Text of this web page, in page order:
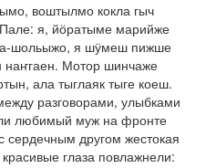
воштылмо кокла гыч
я, йӧратыме марийже
шольыжо, я шӱмеш пижше
наҥгаен. Мотор шинчаже
ала тыглаяк тыге коеш.
разговорами, улыбками
любимый муж на фронте
сердечным другом жестокая
глаза повлажнели: